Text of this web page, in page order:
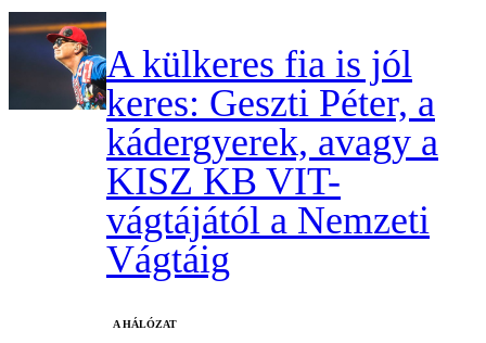
A külkeres fia is jól
keres: Geszti Péter, a
kádergyerek, avagy a
KISZ KB VIT-
vágtájától a Nemzeti
Vágtáig
A HÁLÓZAT